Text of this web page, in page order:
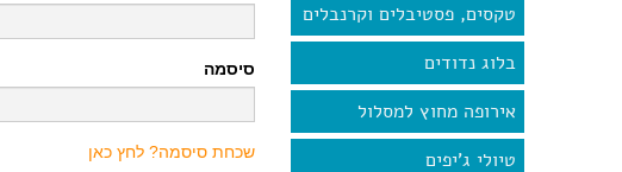
טקסים, פסטיבלים וקרנבלים
בלוג נדודים
אירופה מחוץ למסלול
טיולי ג'יפים
סיסמה
שכחת סיסמה? לחץ כאן